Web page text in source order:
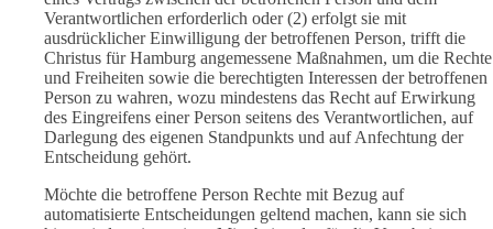
Verantwortlichen erforderlich oder (2) erfolgt sie mit
ausdrücklicher Einwilligung der betroffenen Person, trifft die
Christus für Hamburg angemessene Maßnahmen, um die Rechte
und Freiheiten sowie die berechtigten Interessen der betroffenen
Person zu wahren, wozu mindestens das Recht auf Erwirkung
des Eingreifens einer Person seitens des Verantwortlichen, auf
Darlegung des eigenen Standpunkts und auf Anfechtung der
Entscheidung gehört.
Möchte die betroffene Person Rechte mit Bezug auf
automatisierte Entscheidungen geltend machen, kann sie sich